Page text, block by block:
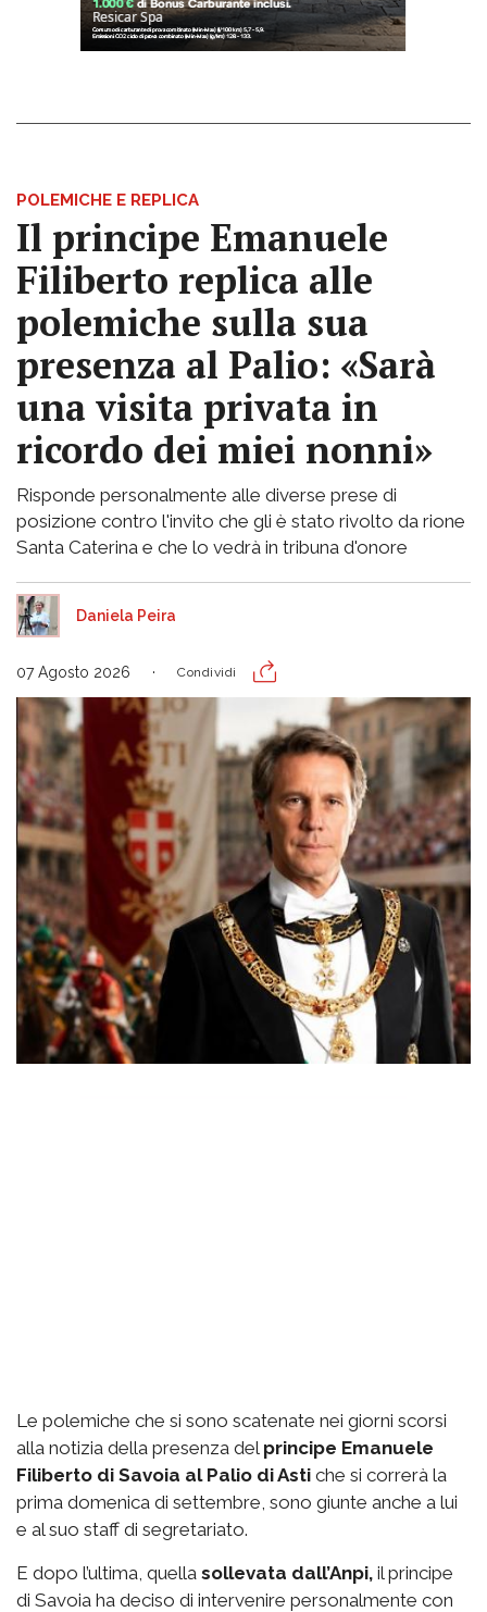
POLEMICHE E REPLICA
Il principe Emanuele
Filiberto replica alle
polemiche sulla sua
presenza al Palio: «Sarà
una visita privata in
ricordo dei miei nonni»
Risponde personalmente alle diverse prese di
posizione contro l'invito che gli è stato rivolto da rione
Santa Caterina e che lo vedrà in tribuna d'onore
Daniela Peira
07 Agosto 2026 Condividi
Le polemiche che si sono scatenate nei giorni scorsi
alla notizia della presenza del principe Emanuele
Filiberto di Savoia al Palio di Asti che si correrà la
prima domenica di settembre, sono giunte anche a lui
e al suo staff di segretariato.
E dopo l’ultima, quella sollevata dall’Anpi, il principe
di Savoia ha deciso di intervenire personalmente con